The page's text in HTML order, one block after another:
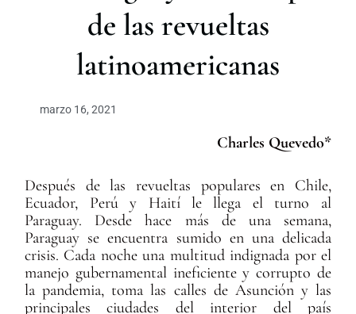
de las revueltas
latinoamericanas
marzo 16, 2021
Charles Quevedo*
Después de las revueltas populares en Chile,
Ecuador, Perú y Haití le llega el turno al
Paraguay. Desde hace más de una semana,
Paraguay se encuentra sumido en una delicada
crisis. Cada noche una multitud indignada por el
manejo gubernamental ineficiente y corrupto de
la pandemia, toma las calles de Asunción y las
principales ciudades del interior del país